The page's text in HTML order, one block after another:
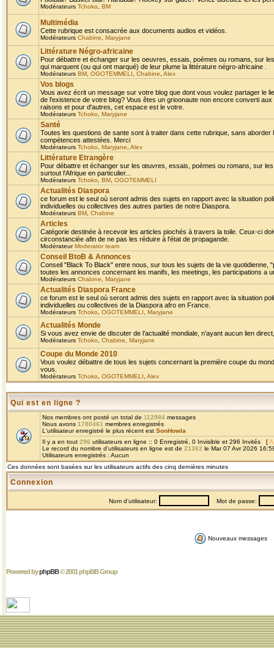
Modérateurs Tchoko BM
Multimédia
Cette rubrique est consacrée aux documents audios et vidéos.
Modérateurs Chabine Maryjane
Littérature Négro-africaine
Pour débattre et échanger sur les oeuvres, essais, poèmes ou romans, sur
qui marquent (ou qui ont marqué) de leur plume la littérature négro-africaine .
Modérateurs BM OGOTEMMELI Chabine Alex
Vos blogs
Vous avez écrit un message sur votre blog que dont vous voulez partager le
de l'existence de votre blog? Vous êtes un grioonaute non encore converti
raisons et pour d'autres, cet espace est le votre.
Modérateurs Tchoko Maryjane
Santé
Toutes les questions de sante sont à traiter dans cette rubrique, sans
compétences attestées. Merci
Modérateurs Tchoko Maryjane Alex
Littérature Etrangère
Pour débattre et échanger sur les œuvres, essais, poèmes ou romans, sur
surtout l'Afrique en particulier...
Modérateurs Tchoko BM OGOTEMMELI
Actualités Diaspora
ce forum est le seul où seront admis des sujets en rapport avec la situation
individuelles ou collectives des autres parties de notre Diaspora.
Modérateurs BM Chabine
Articles
Catégorie destinée à recevoir les articles piochés à travers la toile. Ceux-ci
circonstanciée afin de ne pas les réduire à l'état de propagande.
ModérateurModerator team
Conseil BtoB & Annonces
Conseil "Black To Black" entre nous, sur tous les sujets de la vie
toutes les annonces concernant les manifs, les meetings, les participations a
Modérateurs Chabine Maryjane
Actualités Diaspora France
ce forum est le seul où seront admis des sujets en rapport avec la situation
individuelles ou collectives de la Diaspora afro en France.
Modérateurs Tchoko OGOTEMMELI Maryjane
Actualités Monde
Si vous avez envie de discuter de l’actualité mondiale, n’ayant aucun lien
Modérateurs Tchoko Chabine Maryjane
Coupe du Monde 2010
Vous voulez débattre de tous les sujets concernant la première coupe du
vous.
Modérateurs Tchoko OGOTEMMELI Alex
Qui est en ligne ?
Nos membres ont posté un total de 112984 messages
Nous avons 1780461 membres enregistrés
L'utilisateur enregistré le plus récent est SonHowla
Il y a en tout 296 utilisateurs en ligne :: 0 Enregistré, 0 Invisible et 296 Invités [
Le record du nombre d'utilisateurs en ligne est de 21362 le Mar 07 Avr 2026
Utilisateurs enregistrés : Aucun
Ces données sont basées sur les utilisateurs actifs des cinq dernières minutes
Connexion
Nom d'utilisateur: Mot de passe:
Nouveaux messages
Powered byphpBB© 2001 phpBB Group